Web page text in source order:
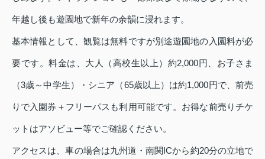
年越し後も遊園地で新年の余韻に浸れます。
基本情報として、観覧は無料ですが別途遊園地の入園料が必
要です。料金は、大人（高校生以上）約2,000円、お子さま
（3歳～中学生）・シニア（65歳以上）は約1,000円で、前売
りで入園券＋フリーパスも利用可能です。お得な前売りチケ
ットはアソビュー等でご確認ください。
アクセスは、車の場合は九州道・南関ICから約20分の立地で